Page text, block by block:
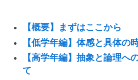
【概要】まずはここから
【低学年編】体感と具体の
【高学年編】抽象と論理へ
て